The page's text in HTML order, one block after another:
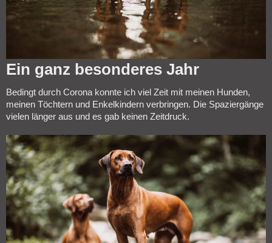
Ein ganz besonderes Jahr
Bedingt durch Corona konnte ich viel Zeit mit meinen Hunden,
meinen Töchtern und Enkelkindern verbringen. Die Spaziergänge
vielen länger aus und es gab keinen Zeitdruck.